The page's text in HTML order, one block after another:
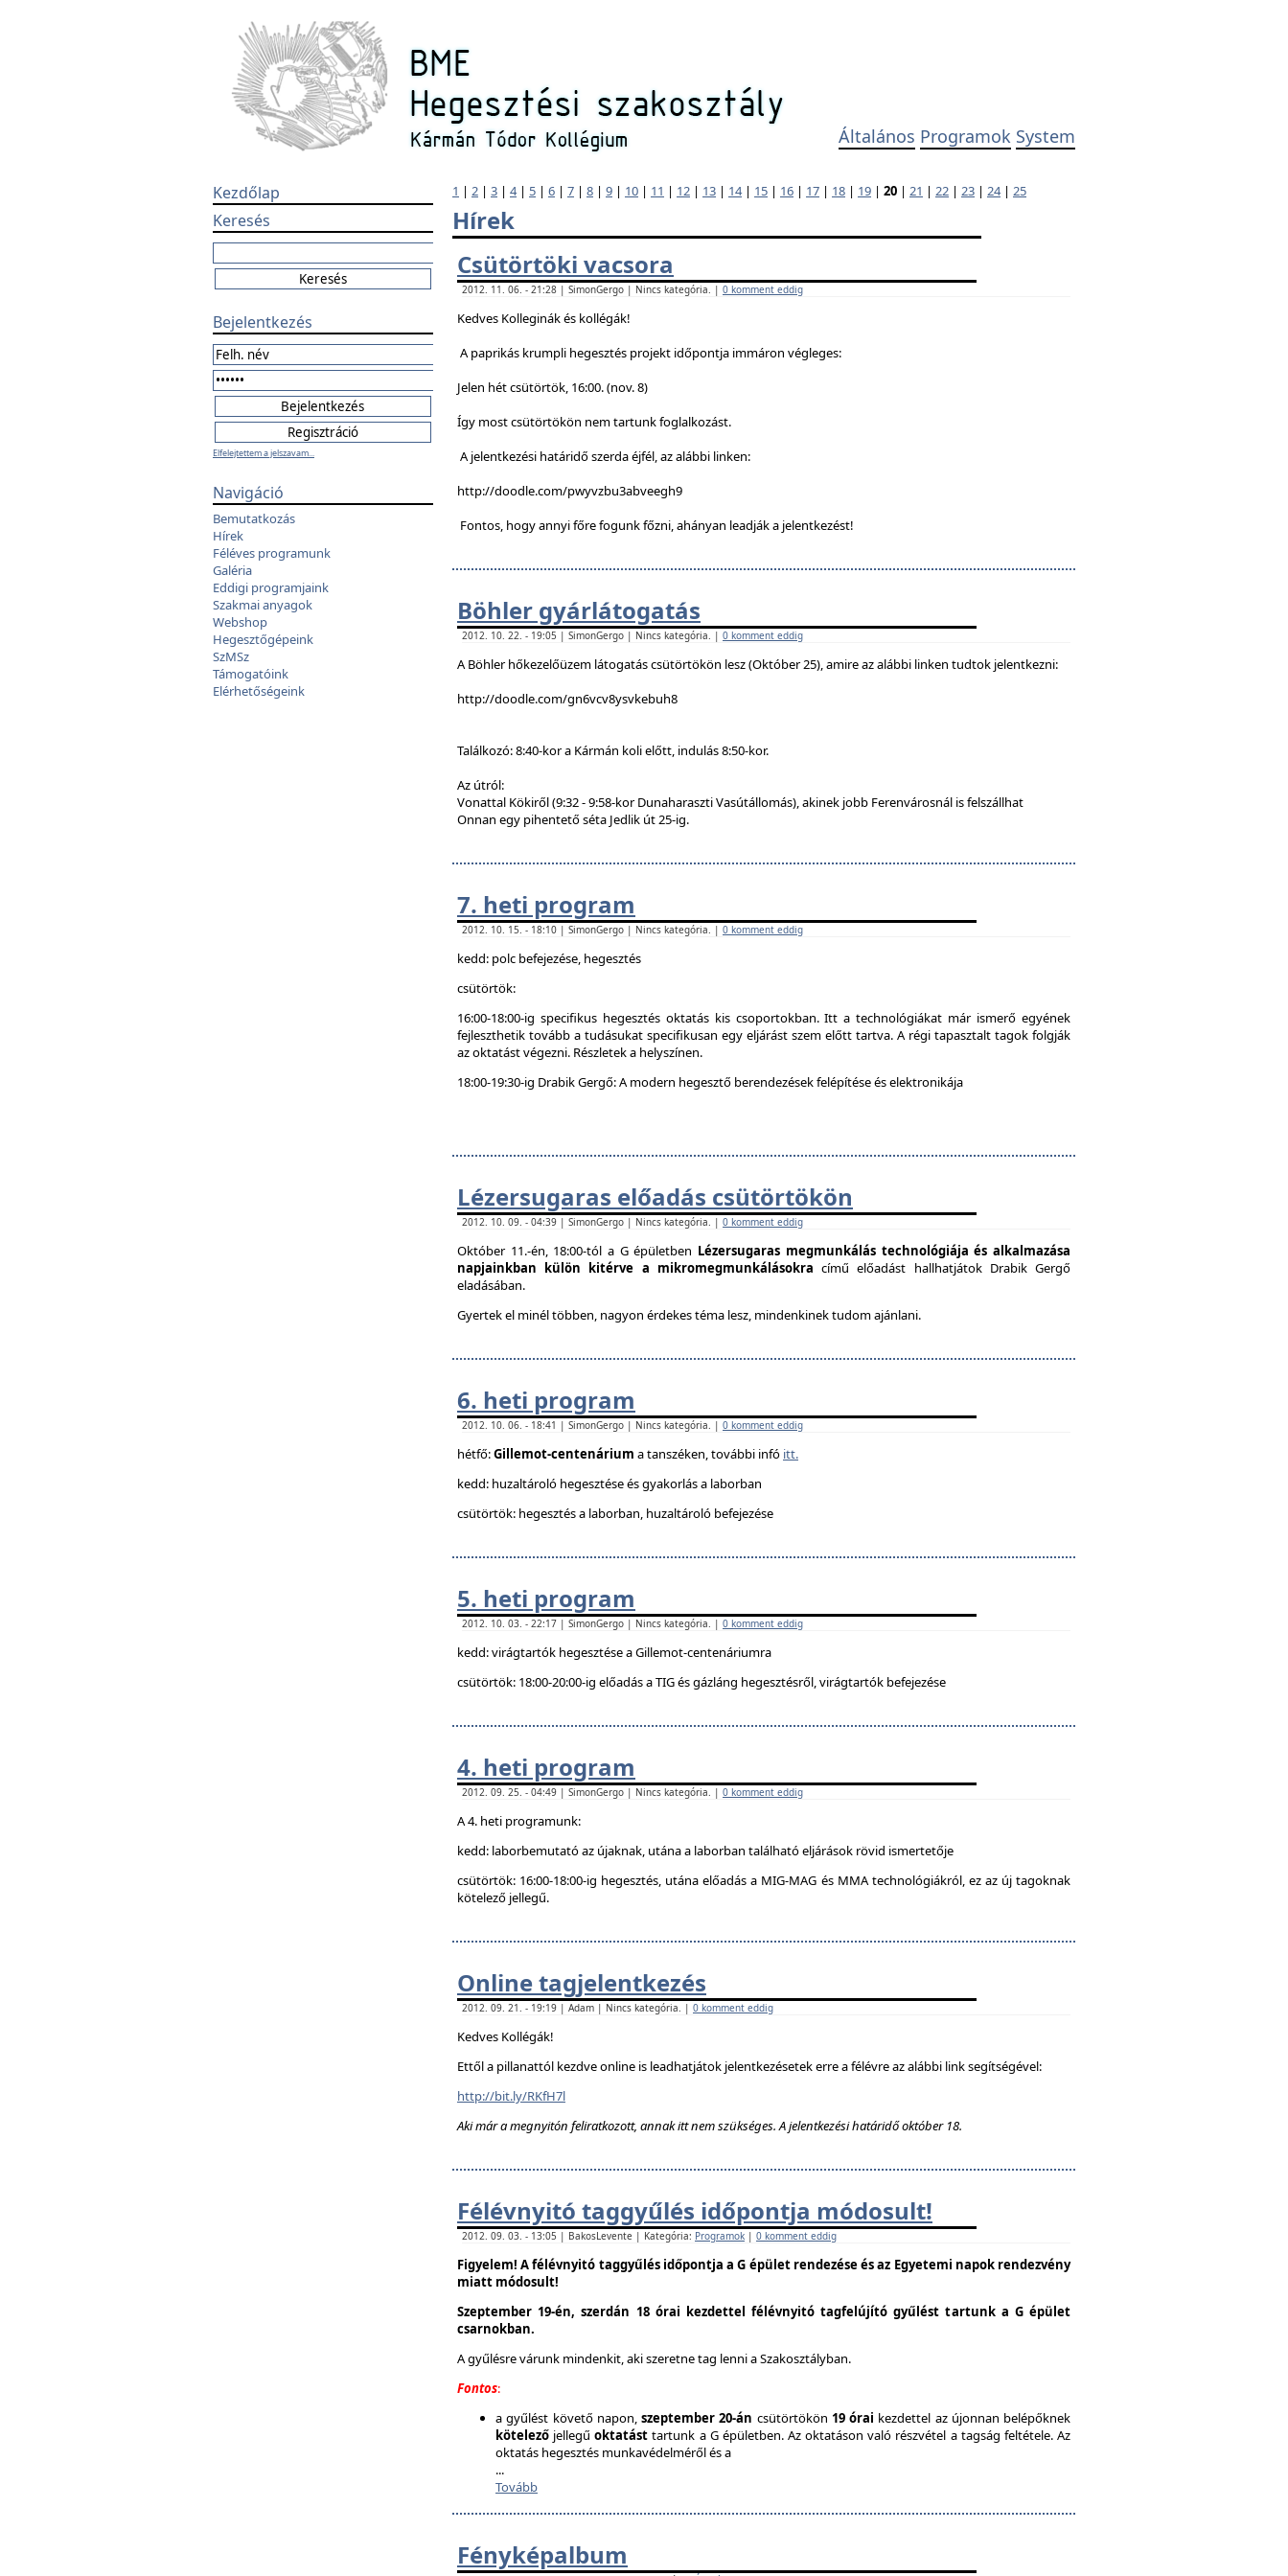
Általános Programok System
Kezdőlap
Keresés
Bejelentkezés
Elfelejtettem a jelszavam...
Navigáció
Bemutatkozás
Hírek
Féléves programunk
Galéria
Eddigi programjaink
Szakmai anyagok
Webshop
Hegesztőgépeink
SzMSz
Támogatóink
Elérhetőségeink
1 | 2 | 3 | 4| 5 | 6 | 7 | 8 | 9 | 10 | 11 | 12 | 13 | 14| 15 | 16 | 17 | 18 | 19 | 20 | 21 | 22 | 23 | 24| 25
Hírek
Csütörtöki vacsora
2012. 11. 06. - 21:28 | SimonGergo | Nincs kategória. | 0 komment eddig
Kedves Kolleginák és kollégák!
A paprikás krumpli hegesztés projekt időpontja immáron végleges:
Jelen hét csütörtök, 16:00. (nov. 8)
Így most csütörtökön nem tartunk foglalkozást.
A jelentkezési határidő szerda éjfél, az alábbi linken:
http://doodle.com/pwyvzbu3abveegh9
Fontos, hogy annyi főre fogunk főzni, ahányan leadják a jelentkezést!
Böhler gyárlátogatás
2012. 10. 22. - 19:05 | SimonGergo | Nincs kategória. | 0 komment eddig
A Böhler hőkezelőüzem látogatás csütörtökön lesz (Október 25), amire az alábbi linken tudtok jelentkezni:
http://doodle.com/gn6vcv8ysvkebuh8
Találkozó: 8:40-kor a Kármán koli előtt, indulás 8:50-kor.
Az útról:
Vonattal Kökiről (9:32 - 9:58-kor Dunaharaszti Vasútállomás), akinek jobb Ferenvárosnál is felszállhat
Onnan egy pihentető séta Jedlik út 25-ig.
7. heti program
2012. 10. 15. - 18:10 | SimonGergo | Nincs kategória. | 0 komment eddig
kedd: polc befejezése, hegesztés
csütörtök:
16:00-18:00-ig specifikus hegesztés oktatás kis csoportokban. Itt a technológiákat már ismerő egyének
fejleszthetik tovább a tudásukat specifikusan egy eljárást szem előtt tartva. A régi tapasztalt tagok folgják
az oktatást végezni. Részletek a helyszínen.
18:00-19:30-ig Drabik Gergő: A modern hegesztő berendezések felépítése és elektronikája
Lézersugaras előadás csütörtökön
2012. 10. 09. - 04:39 | SimonGergo | Nincs kategória. | 0 komment eddig
Október 11.-én, 18:00-tól a G épületben Lézersugaras megmunkálás technológiája és alkalmazása
napjainkban külön kitérve a mikromegmunkálásokracímű előadást hallhatjátok Drabik Gergő
eladásában.
Gyertek el minél többen, nagyon érdekes téma lesz, mindenkinek tudom ajánlani.
6. heti program
2012. 10. 06. - 18:41 | SimonGergo | Nincs kategória. | 0 komment eddig
hétfő:Gillemot-centenárium a tanszéken, további infó itt.
kedd: huzaltároló hegesztése és gyakorlás a laborban
csütörtök: hegesztés a laborban, huzaltároló befejezése
5. heti program
2012. 10. 03. - 22:17 | SimonGergo | Nincs kategória. | 0 komment eddig
kedd: virágtartók hegesztése a Gillemot-centenáriumra
csütörtök: 18:00-20:00-ig előadás a TIG és gázláng hegesztésről, virágtartók befejezése
4. heti program
2012. 09. 25. - 04:49 | SimonGergo | Nincs kategória. | 0 komment eddig
A 4. heti programunk:
kedd: laborbemutató az újaknak, utána a laborban található eljárások rövid ismertetője
csütörtök: 16:00-18:00-ig hegesztés, utána előadás a MIG-MAG és MMA technológiákról, ez az új tagoknak
kötelező jellegű.
Online tagjelentkezés
2012. 09. 21. - 19:19 | Adam | Nincs kategória. | 0 komment eddig
Kedves Kollégák!
Ettől a pillanattól kezdve online is leadhatjátok jelentkezésetek erre a félévre az alábbi link segítségével:
http://bit.ly/RKfH7l
Aki már a megnyitón feliratkozott, annak itt nem szükséges. A jelentkezési határidő október 18.
Félévnyitó taggyűlés időpontja módosult!
2012. 09. 03. - 13:05 | BakosLevente | Kategória: Programok | 0 komment eddig
Figyelem! A félévnyitó taggyűlés időpontja a G épület rendezése és az Egyetemi napok rendezvény
miatt módosult!
Szeptember 19-én, szerdán 18 órai kezdettel félévnyitó tagfelújító gyűlést tartunk a G épület
csarnokban.
A gyűlésre várunk mindenkit, aki szeretne tag lenni a Szakosztályban.
Fontos:
a gyűlést követő napon, szeptember 20-án csütörtökön 19 órai kezdettel az újonnan belépőknek
kötelező jellegűoktatásttartunk a G épületben. Az oktatáson való részvétel a tagság feltétele. Az
oktatás hegesztés munkavédelméről és a
...
Tovább
Fényképalbum